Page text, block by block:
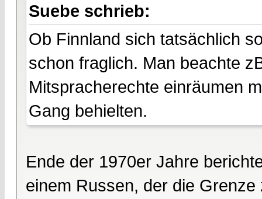
Suebe schrieb:
Ob Finnland sich tatsächlich
schon fraglich. Man beachte
Mitspracherechte einräumen
Gang behielten.
Ende der 1970er Jahre
einem Russen, der die